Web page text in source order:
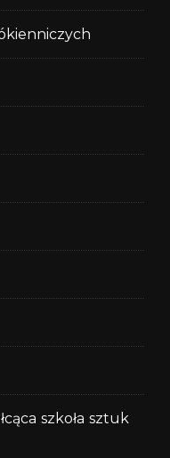
szkoła sztuk